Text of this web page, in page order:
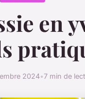
en
2024•7 min de